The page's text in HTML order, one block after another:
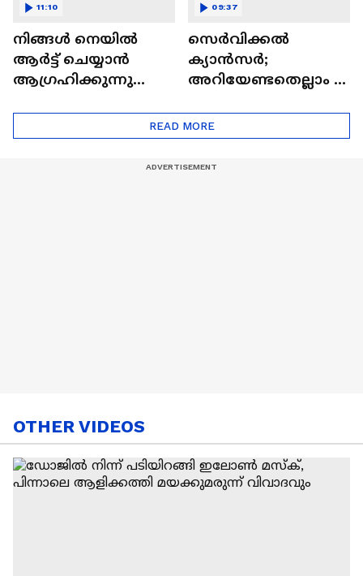
നിങ്ങൾ നെയിൽ
ആർട്ട് ചെയ്യാൻ
ആഗ്രഹിക്കുന്നുണ്ടോ
ട്രെൻഡിനെക്കുറിച്ച് |
Nail Art | Trends Cafe
11:10
സെർവിക്കൽ
ക്യാൻസർ;
അറിയേണ്ടതെല്ലാം |
Cancer
09:37
READ MORE
OTHER VIDEOS